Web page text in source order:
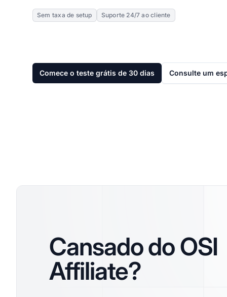
Sem taxa de setup Suporte 24/7 ao cliente
Comece o teste grátis de 30 dias Consulte um
Cansado do OSI
Affiliate?